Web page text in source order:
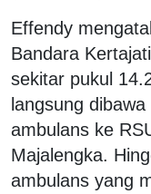
Effendy
Bandara
sekitar pukul
langsung
ambulans ke
Majalengka.
ambulans yang